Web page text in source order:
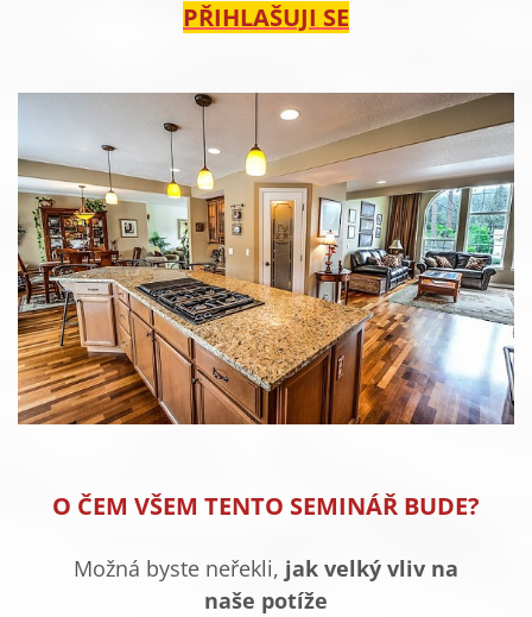
PŘIHLAŠUJI SE
O ČEM VŠEM TENTO SEMINÁŘ BUDE?
Možná byste neřekli, jak velký vliv na
naše potíže